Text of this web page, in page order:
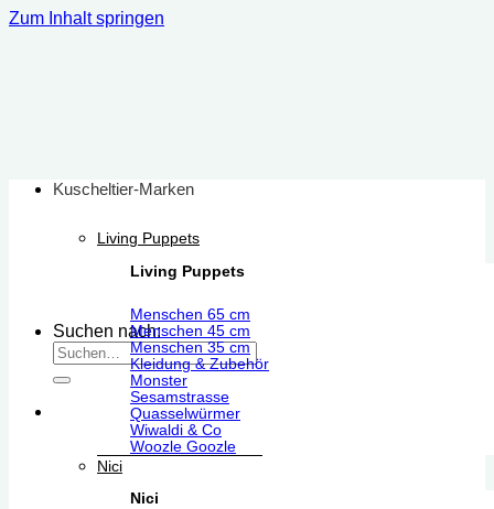
Zum Inhalt springen
Suchen nach:
Kuscheltier-Marken
Living Puppets
Living Puppets
Menschen 65 cm
Menschen 45 cm
Menschen 35 cm
Kleidung & Zubehör
Monster
Sesamstrasse
Quasselwürmer
Wiwaldi & Co
Woozle Goozle
Nici
Nici